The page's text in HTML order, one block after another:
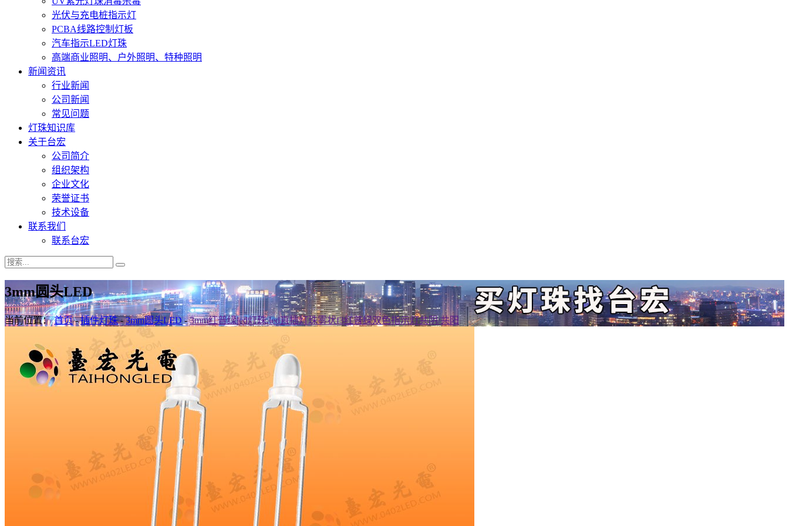
光伏与充电桩指示灯
PCBA线路控制灯板
汽车指示LED灯珠
高端商业照明、户外照明、特种照明
新闻资讯
行业新闻
公司新闻
常见问题
灯珠知识库
关于台宏
公司简介
组织架构
企业文化
荣誉证书
技术设备
联系我们
联系台宏
3mm圆头LED
当前位置：首页-插件灯珠-3mm圆头LED -3mm红普绿led灯珠,led直插灯珠雾状f3红普绿双色指示灯共阴/共阳